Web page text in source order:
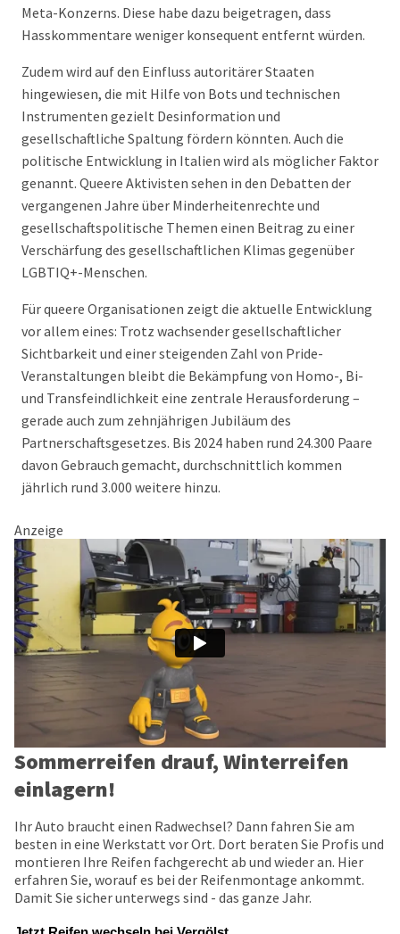
Meta-Konzerns. Diese habe dazu beigetragen, dass
Hasskommentare weniger konsequent entfernt würden.
Zudem wird auf den Einfluss autoritärer Staaten
hingewiesen, die mit Hilfe von Bots und technischen
Instrumenten gezielt Desinformation und
gesellschaftliche Spaltung fördern könnten. Auch die
politische Entwicklung in Italien wird als möglicher Faktor
genannt. Queere Aktivisten sehen in den Debatten der
vergangenen Jahre über Minderheitenrechte und
gesellschaftspolitische Themen einen Beitrag zu einer
Verschärfung des gesellschaftlichen Klimas gegenüber
LGBTIQ+-Menschen.
Für queere Organisationen zeigt die aktuelle Entwicklung
vor allem eines: Trotz wachsender gesellschaftlicher
Sichtbarkeit und einer steigenden Zahl von Pride-
Veranstaltungen bleibt die Bekämpfung von Homo-, Bi-
und Transfeindlichkeit eine zentrale Herausforderung –
gerade auch zum zehnjährigen Jubiläum des
Partnerschaftsgesetzes. Bis 2024 haben rund 24.300 Paare
davon Gebrauch gemacht, durchschnittlich kommen
jährlich rund 3.000 weitere hinzu.
Anzeige
Sommerreifen drauf, Winterreifen
einlagern!
Ihr Auto braucht einen Radwechsel? Dann fahren Sie am
besten in eine Werkstatt vor Ort. Dort beraten Sie Profis und
montieren Ihre Reifen fachgerecht ab und wieder an. Hier
erfahren Sie, worauf es bei der Reifenmontage ankommt.
Damit Sie sicher unterwegs sind - das ganze Jahr.